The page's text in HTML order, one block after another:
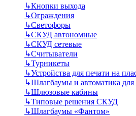
↳Кнопки выхода
↳Ограждения
↳Светофоры
↳СКУД автономные
↳СКУД сетевые
↳Считыватели
↳Турникеты
↳Устройства для печати на
↳Шлагбаумы и автоматика для
↳Шлюзовые кабины
↳Типовые решения СКУД
↳Шлагбаумы «Фантом»